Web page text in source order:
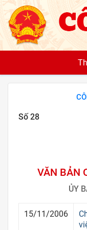
Số 28
VĂN BẢN
ỦY
15/11/2006